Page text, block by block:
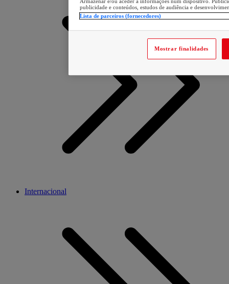
Internacional
Armazenar e/ou aceder a informações num dispositivo.
publicidade e conteúdos, estudos de audiência e
Lista de parceiros (fornecedores)
Mostrar finalidades